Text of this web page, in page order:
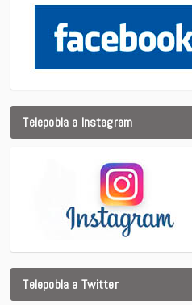
Telepobla a Instagram
Telepobla a Twitter